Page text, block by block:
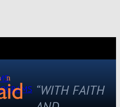
“WITH FAITH